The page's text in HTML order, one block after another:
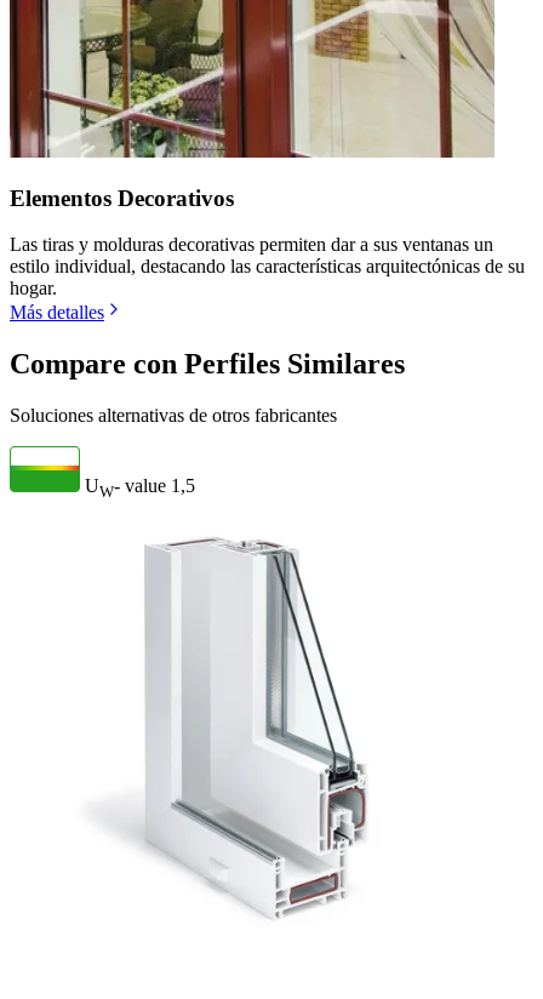
Elementos Decorativos
Las tiras y molduras decorativas permiten dar a sus ventanas un
estilo individual, destacando las características arquitectónicas de su
hogar.
Más detalles
Compare con Perfiles Similares
Soluciones alternativas de otros fabricantes
UW- value 1,5